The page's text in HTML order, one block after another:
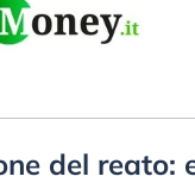
del reato: